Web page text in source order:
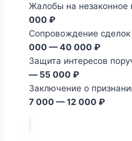
Жалобы на незаконное
000 ₽
Сопровождение сделок
000 — 40 000 ₽
Защита интересов
— 55 000 ₽
Заключение о
7 000 — 12 000 ₽